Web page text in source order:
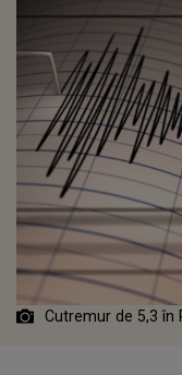
Cutremur de 5,3 în